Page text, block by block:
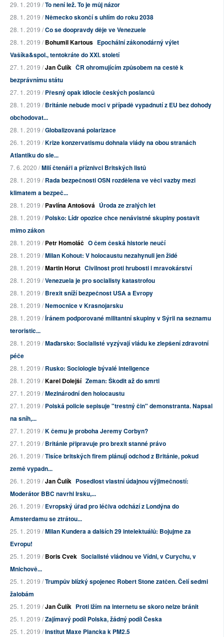
29. 1. 2019 /To není lež. To je můj názor
28. 1. 2019 /Německo skončí s uhlím do roku 2038
28. 1. 2019 /Co se doopravdy děje ve Venezuele
28. 1. 2019 /Bohumil Kartous Epochální zákonodárný výlet
Vašíka&spol., tentokráte do XXI. století
27. 1. 2019 /Jan Čulík ČR ohromujícím způsobem na cestě k
bezprávnímu státu
27. 1. 2019 /Přesný opak idiocie českých poslanců
28. 1. 2019 /Británie nebude moci v případě vypadnutí z EU bez dohody
obchodovat...
28. 1. 2019 /Globalizovaná polarizace
26. 1. 2019 /Krize konzervatismu dohnala vlády na obou stranách
Atlantiku do sle...
7. 6. 2020 /Milí čtenáři a příznivci Britských listů
28. 1. 2019 /Rada bezpečnosti OSN rozdělena ve věci vazby mezi
klimatem a bezpeč...
28. 1. 2019 /Pavlína Antošová Úroda ze zralých let
28. 1. 2019 /Polsko: Lídr opozice chce nenávistné skupiny postavit
mimo zákon
28. 1. 2019 /Petr Homoláč O čem česká historie neučí
28. 1. 2019 /Milan Kohout: V holocaustu nezahynuli jen židé
28. 1. 2019 /Martin Horut Civilnost proti hrubosti i mravokárství
28. 1. 2019 /Venezuela je pro socialisty katastrofou
28. 1. 2019 /Brexit sníží bezpečnost USA a Evropy
28. 1. 2019 /Nemocnice v Krasnojarsku
28. 1. 2019 /Íránem podporované militantní skupiny v Sýrii na seznamu
teroristic...
28. 1. 2019 /Maďarsko: Socialisté vyzývají vládu ke zlepšení zdravotní
péče
28. 1. 2019 /Rusko: Sociologie bývalé inteligence
28. 1. 2019 /Karel Dolejší Zeman: Škodit až do smrti
27. 1. 2019 /Mezinárodní den holocaustu
27. 1. 2019 /Polská policie sepisuje "trestný čin" demonstranta. Napsal
na sníh,...
27. 1. 2019 /K čemu je proboha Jeremy Corbyn?
27. 1. 2019 /Británie připravuje pro brexit stanné právo
26. 1. 2019 /Tisíce britských firem plánují odchod z Británie, pokud
země vypadn...
26. 1. 2019 /Jan Čulík Posedlost vlastní údajnou výjimečností:
Moderátor BBC navrhl Irsku,...
26. 1. 2019 /Evropský úřad pro léčiva odchází z Londýna do
Amsterdamu se ztrátou...
25. 1. 2019 /Milan Kundera a dalších 29 intelektuálů: Bojujme za
Evropu!
25. 1. 2019 /Boris Cvek Socialisté vládnou ve Vídni, v Curychu, v
Mnichově...
25. 1. 2019 /Trumpův blízký spojenec Robert Stone zatčen. Čelí sedmi
žalobám
25. 1. 2019 /Jan Čulík Proti lžím na internetu se skoro nelze bránit
25. 1. 2019 /Zajímavý podíl Polska, žádný podíl Česka
25. 1. 2019 /Institut Maxe Plancka k PM2.5